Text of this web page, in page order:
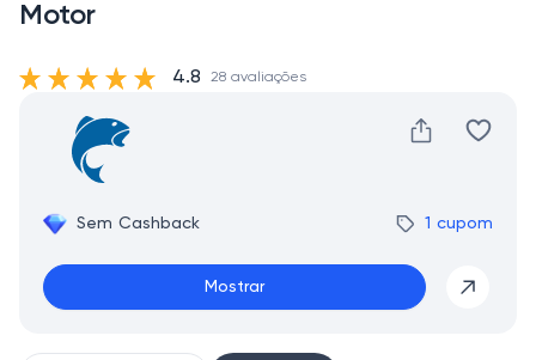
Motor
Sem Cashback 1 cupom
Mostrar
4.8 28 avaliações